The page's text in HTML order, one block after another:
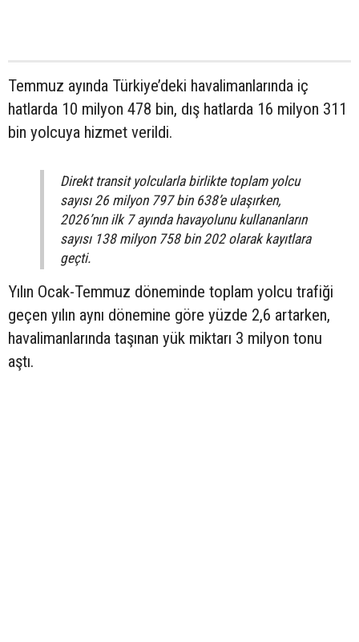
Temmuz ayında Türkiye’deki havalimanlarında iç
hatlarda 10 milyon 478 bin, dış hatlarda 16 milyon 311
bin yolcuya hizmet verildi.
Direkt transit yolcularla birlikte toplam yolcu
sayısı 26 milyon 797 bin 638’e ulaşırken,
2026’nın ilk 7 ayında havayolunu kullananların
sayısı 138 milyon 758 bin 202 olarak kayıtlara
geçti.
Yılın Ocak-Temmuz döneminde toplam yolcu trafiği
geçen yılın aynı dönemine göre yüzde 2,6 artarken,
havalimanlarında taşınan yük miktarı 3 milyon tonu
aştı.